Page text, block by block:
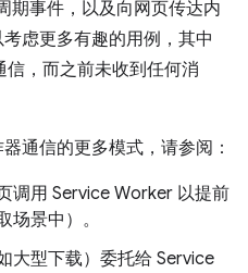
期事件，以及向网页传达内
虑更多有趣的用例，其中
，而之前未收到任何消
通信的更多模式，请参阅：
调用 Service Worker 以提前
场景中）。
大型下载）委托给 Service